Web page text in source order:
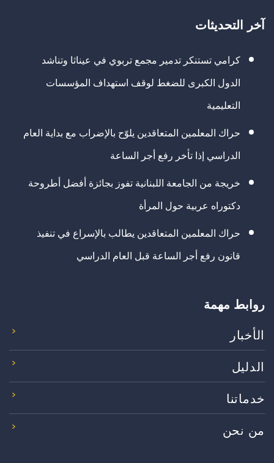
آخر التحديثات
كرامي تستنكر تدمير مجمع تربوي في عيناثا وتناشد
الدول الكبرى للضغط لوقف استهداف المؤسسات
التعليمية
حراك المعلمين المتعاقدين يلوّح بالإضراب مع بداية العام
الدراسي إذا تأخر رفع أجر الساعة
خريجة من الجامعة اللبنانية تفوز بجائزة أفضل أطروحة
دكتوراه عربية حول المرأة
حراك المعلمين المتعاقدين يطالب بالإسراع في تنفيذ
قانون رفع أجر الساعة قبل العام الدراسي
روابط مهمة
الأخبار
الدليل
خدماتنا
من نحن